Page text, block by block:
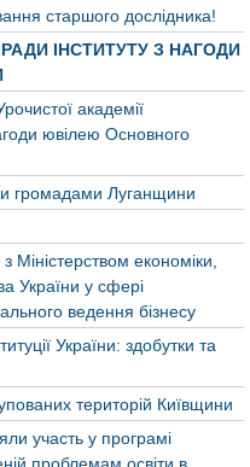
старшого дослідника!
ІНСТИТУТУ З НАГОДИ
академії
ювілею Основного
громадами Луганщини
Міністерством економіки,
України у сфері
ведення бізнесу
України: здобутки та
територій Київщини
участь у програмі